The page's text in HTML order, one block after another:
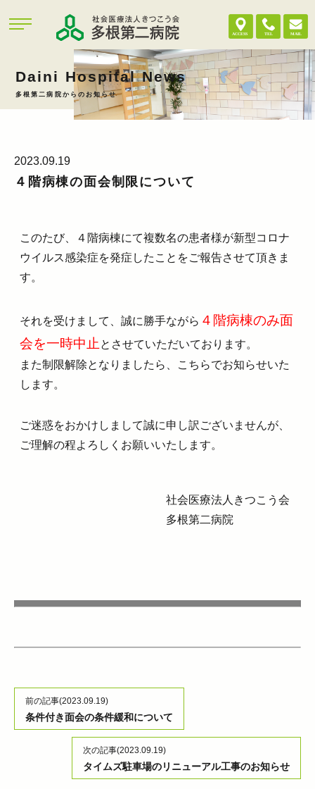
Daini Hospital News
多根第二病院からのお知らせ
2023.09.19
４階病棟の面会制限について
このたび、４階病棟にて複数名の患者様が新型コロナ
ウイルス感染症を発症したことをご報告させて頂きま
す。
それを受けまして、誠に勝手ながら ４階病棟のみ面
会を一時中止 とさせていただいております。
また制限解除となりましたら、こちらでお知らせいた
します。
ご迷惑をおかけしまして誠に申し訳ございませんが、
ご理解の程よろしくお願いいたします。
社会医療法人きつこう会
多根第二病院
前の記事(2023.09.19)
条件付き面会の条件緩和について
次の記事(2023.09.19)
タイムズ駐車場のリニューアル工事のお知らせ